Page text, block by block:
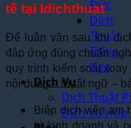
Đức
Dịch
Thuật
Tiếng
Nga
Dịch Vụ
Dịch Thuật
Dịch Vụ Hợp
tế tại Idichthuat
Để luận văn sau khi
đáp ứng đúng chuẩn
quy trình kiểm soát
nội dung – thuật ngữ –
Biên dịch viên am